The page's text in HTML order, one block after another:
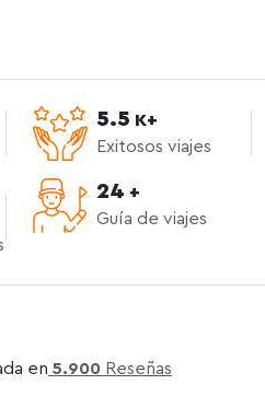
5.5 K+
Exitosos viajes
24 +
Guía de viajes
en 5.900 Reseñas